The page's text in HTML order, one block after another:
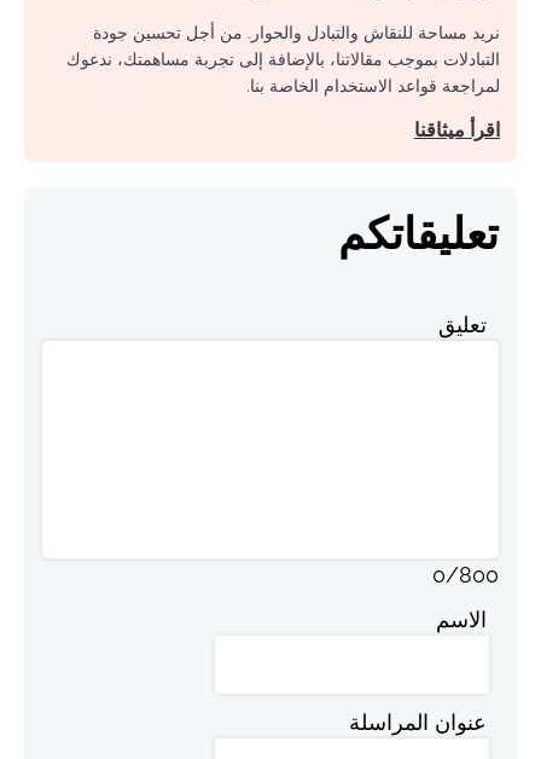
نريد مساحة للنقاش والتبادل والحوار. من أجل تحسين جودة
التبادلات بموجب مقالاتنا، بالإضافة إلى تجربة مساهمتك، ندعوك
لمراجعة قواعد الاستخدام الخاصة بنا.
اقرأ ميثاقنا
تعليقاتكم
تعليق
0/800
الاسم
عنوان المراسلة